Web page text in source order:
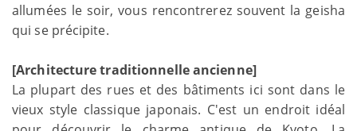
allumées le soir, vous rencontrerez souvent la geisha
qui se précipite.
[Architecture traditionnelle ancienne]
La plupart des rues et des bâtiments ici sont dans le
vieux style classique japonais. C'est un endroit idéal